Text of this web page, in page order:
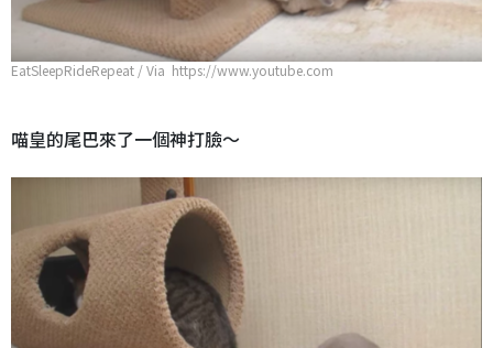
EatSleepRideRepeat / Via https://www.youtube.com
喵皇的尾巴來了一個神打臉～